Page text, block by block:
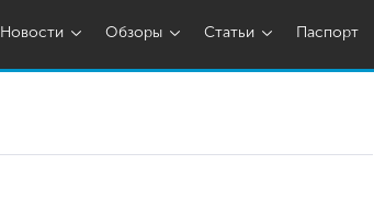
Новости Обзоры Статьи Паспорт